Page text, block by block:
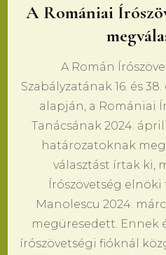
A Romániai
A Román
Szabályzatának 16. és
alapján, a Romániai
Tanácsának 2024.
határozatoknak
választást írtak ki,
Írószövetség elnöki
Manolescu 2024.
megüresedett. Ennek
írószövetségi fióknál